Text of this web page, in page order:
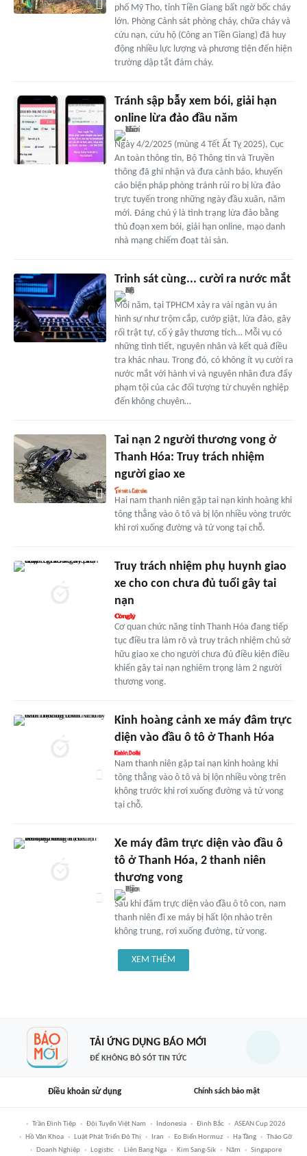
phố Mỹ Tho, tỉnh Tiền Giang bất ngờ bốc cháy
lớn. Phòng Cảnh sát phòng cháy, chữa cháy và
cứu nạn, cứu hộ (Công an Tiền Giang) đã huy
động nhiều lực lượng và phương tiện đến hiện
trường dập tắt đám cháy.
Tránh sập bẫy xem bói, giải hạn
online lừa đảo đầu năm
Ngày 4/2/2025 (mùng 4 Tết Ất Tỵ 2025), Cục
An toàn thông tin, Bộ Thông tin và Truyền
thông đã ghi nhận và đưa cảnh báo, khuyến
cáo biện pháp phòng tránh rủi ro bị lừa đảo
trực tuyến trong những ngày đầu xuân, năm
mới. Đáng chú ý là tình trạng lừa đảo bằng
thủ đoạn xem bói, giải hạn online, mạo danh
nhà mạng chiếm đoạt tài sản.
Trinh sát cùng... cười ra nước mắt
Mỗi năm, tại TPHCM xảy ra vài ngàn vụ án
hình sự như trộm cắp, cướp giật, lừa đảo, gây
rối trật tự, cố ý gây thương tích… Mỗi vụ có
những tình tiết, nguyên nhân và kết quả điều
tra khác nhau. Trong đó, có không ít vụ cười ra
nước mắt với hành vi và nguyên nhân đưa đẩy
phạm tội của các đối tượng từ chuyên nghiệp
đến không chuyên…
Tai nạn 2 người thương vong ở
Thanh Hóa: Truy trách nhiệm
người giao xe
Hai nam thanh niên gặp tai nạn kinh hoàng khi
tông thẳng vào ô tô và bị lộn nhiều vòng trước
khi rơi xuống đường và tử vong tại chỗ.
Truy trách nhiệm phụ huynh giao
xe cho con chưa đủ tuổi gây tai
nạn
Cơ quan chức năng tỉnh Thanh Hóa đang tiếp
tục điều tra làm rõ và truy trách nhiệm chủ sở
hữu giao xe cho người chưa đủ điều kiện điều
khiển gây tai nạn nghiêm trọng làm 2 người
thương vong.
Kinh hoàng cảnh xe máy đâm trực
diện vào đầu ô tô ở Thanh Hóa
Nam thanh niên gặp tai nạn kinh hoàng khi
tông thẳng vào ô tô và bị lộn nhiều vòng trên
không trước khi rơi xuống đường và tử vong
tại chỗ.
Xe máy đâm trực diện vào đầu ô
tô ở Thanh Hóa, 2 thanh niên
thương vong
Sau khi đâm trực diện vào đầu ô tô con, nam
thanh niên đi xe máy bị hất lộn nhào trên
không trung, rơi xuống đường, tử vong.
XEM THÊM
TẢI ỨNG DỤNG BÁO MỚI
ĐỂ KHÔNG BỎ SÓT TIN TỨC
Điều khoản sử dụng Chính sách bảo mật
Trần Đình Tiệp Đội Tuyển Việt Nam Indonesia Đình Bắc
ASEAN Cup 2026
Hồ Văn Khoa
Luật Phát Triển Đô Thị Iran Eo Biển Hormuz Hạ Tầng
Tháo Gỡ
Doanh Nghiệp
Logistic Liên Bang Nga Kim Sang-Sik Năm Singapore